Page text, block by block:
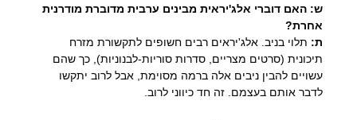
ש: האם דוברי אלג'יראית מבינים ערבית מדוברת מודרנית
אחרת?
ת: תלוי בניב. אלג'יראים רבים חשופים לתקשורת מזרח
תיכונית (סרטים מצריים, סדרות סוריות-לבנוניות), כך שהם
עשויים להבין ניבים אלה ברמה מסוימת, אבל לרוב יתקשו
לדבר אותם בעצמם. זה חד כיווני לרוב.